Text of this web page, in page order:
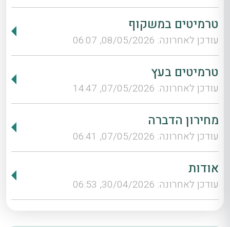
טרמיטים במשקוף
עודכן לאחרונה: 08/05/2026, 06:07
טרמיטים בעץ
עודכן לאחרונה: 07/05/2026, 14:47
מחירון הדברה
עודכן לאחרונה: 07/05/2026, 06:41
אודות
עודכן לאחרונה: 30/04/2026, 06:53